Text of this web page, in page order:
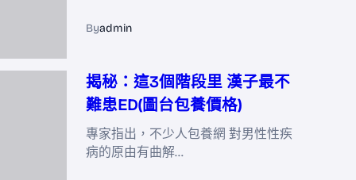
Byadmin
揭秘：這3個階段里 漢子最不
難患ED(圖台包養價格)
專家指出，不少人包養網 對男性性疾
病的原由有曲解…